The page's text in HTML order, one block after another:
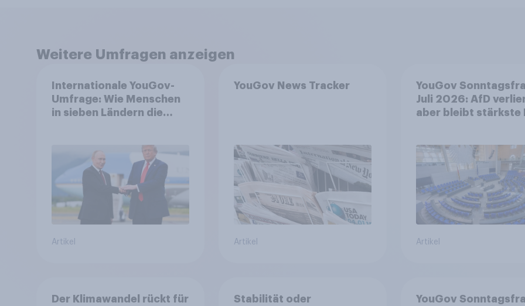
Weitere Umfragen anzeigen
Internationale YouGov-
Umfrage: Wie Menschen
in sieben Ländern die
Bedrohungen und
Bündnisse bewerten
Artikel
YouGov News Tracker
Artikel
YouGov
Juli 2026: AfD
aber bleibt stärkste
Bevölkerung
Artikel
Der Klimawandel rückt für
Stabilität oder
YouGov